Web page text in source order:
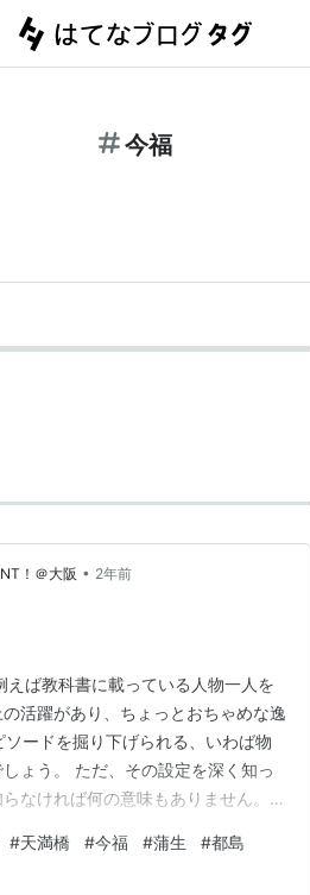
今福
！＠大阪 • 2年前
ば教科書に載っている人物一人を
活躍があり、ちょっとおちゃめな逸
ードを掘り下げられる、いわば物
ょう。 ただ、その設定を深く知っ
なければ何の意味もありません。
いたほうが、登場人物への理解
歴史の…
#天満橋 #今福 #蒲生 #都島